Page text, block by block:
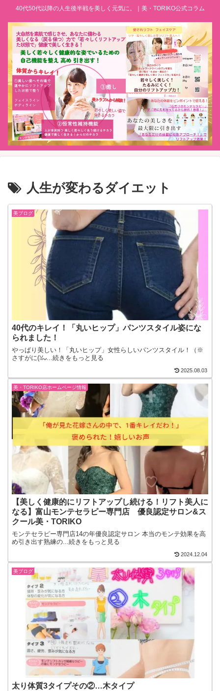
40代50代以降の人生後半戦を美しく元気に。｜美・TORIKO公式コラム
人生が変わるダイエット
美ブログ
40代のキレイ！「丸いヒップ」パンツスタイル姿にな
られました！
やっぱり美しい！「丸いヒップ」女性らしいパンツスタイル！（※
さすがに(⁠⁠ꈍ⁠ᴗ...続きをもっと見る
2025.08.03
美・TORIKO店ホームページ情報
【美しく健康的にリフトアップし続ける！リフト美人に
なる】富山モンテセラピー専門店 優良認定サロン&ス
クール美・TORIKO
モンテセラピー専門店14の年優良認定サロン 本当のモンテ効果を高
め引き出す熟練の...続きをもっと見る
2024.12.04
美ブログ
太り体質3タイプその②…木タイプ